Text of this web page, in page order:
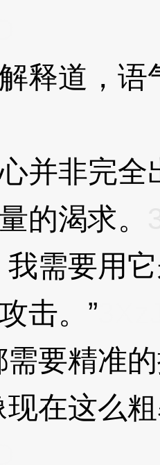
道，语
非完全
的渴求。
需要用它
击。”
要精准的
在这么粗